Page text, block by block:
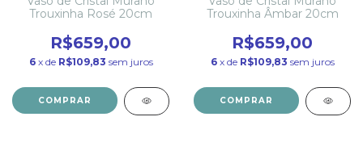
Trouxinha Rosé 20cm
R$659,00
6 x de R$109,83 sem juros
COMPRAR
Trouxinha Âmbar 20cm
R$659,00
6 x de R$109,83 sem juros
COMPRAR